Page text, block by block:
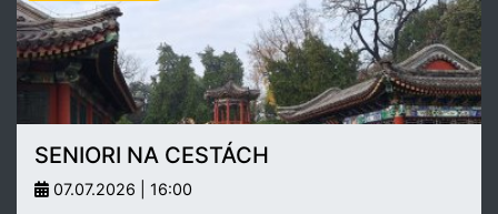
SENIORI NA CESTÁCH
07.07.2026 | 16:00